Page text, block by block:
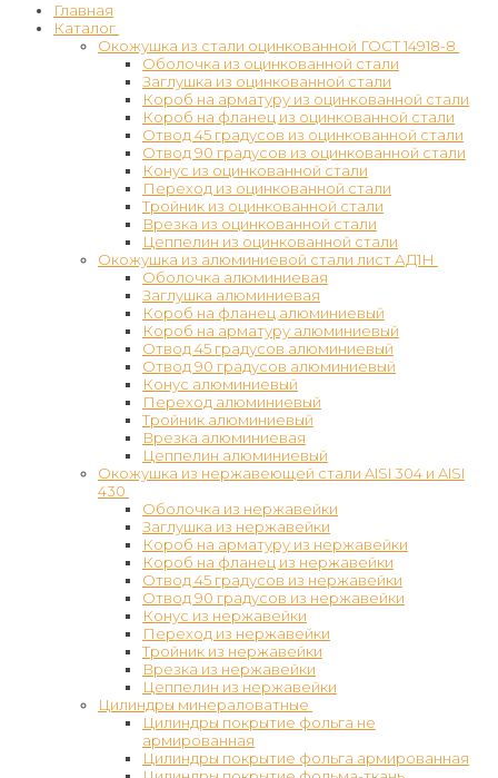
Главная
Каталог
Окожушка из стали оцинкованной ГОСТ 14918-8
Оболочка из оцинкованной стали
Заглушка из оцинкованной стали
Короб на арматуру из оцинкованной стали
Короб на фланец из оцинкованной стали
Отвод 45 градусов из оцинкованной стали
Отвод 90 градусов из оцинкованной стали
Конус из оцинкованной стали
Переход из оцинкованной стали
Тройник из оцинкованной стали
Врезка из оцинкованной стали
Цеппелин из оцинкованной стали
Окожушка из алюминиевой стали лист АД1Н
Оболочка алюминиевая
Заглушка алюминиевая
Короб на фланец алюминиевый
Короб на арматуру алюминиевый
Отвод 45 градусов алюминиевый
Отвод 90 градусов алюминиевый
Конус алюминиевый
Переход алюминиевый
Тройник алюминиевый
Врезка алюминиевая
Цеппелин алюминиевый
Окожушка из нержавеющей стали AISI 304 и AISI
430
Оболочка из нержавейки
Заглушка из нержавейки
Короб на арматуру из нержавейки
Короб на фланец из нержавейки
Отвод 45 градусов из нержавейки
Отвод 90 градусов из нержавейки
Конус из нержавейки
Переход из нержавейки
Тройник из нержавейки
Врезка из нержавейки
Цеппелин из нержавейки
Цилиндры минераловатные
Цилиндры покрытие фольга не
армированная
Цилиндры покрытие фольга армированная